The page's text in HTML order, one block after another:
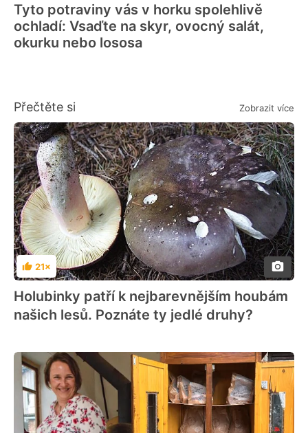
Tyto potraviny vás v horku spolehlivě
ochladí: Vsaďte na skyr, ovocný salát,
okurku nebo lososa
Přečtěte si Zobrazit více
Hodnocení
21×
Holubinky patří k nejbarevnějším houbám
našich lesů. Poznáte ty jedlé druhy?